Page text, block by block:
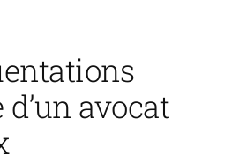
avocat